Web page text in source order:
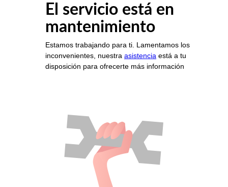
El servicio está en
mantenimiento
Estamos trabajando para ti. Lamentamos los
inconvenientes, nuestra asistencia está a tu
disposición para ofrecerte más información